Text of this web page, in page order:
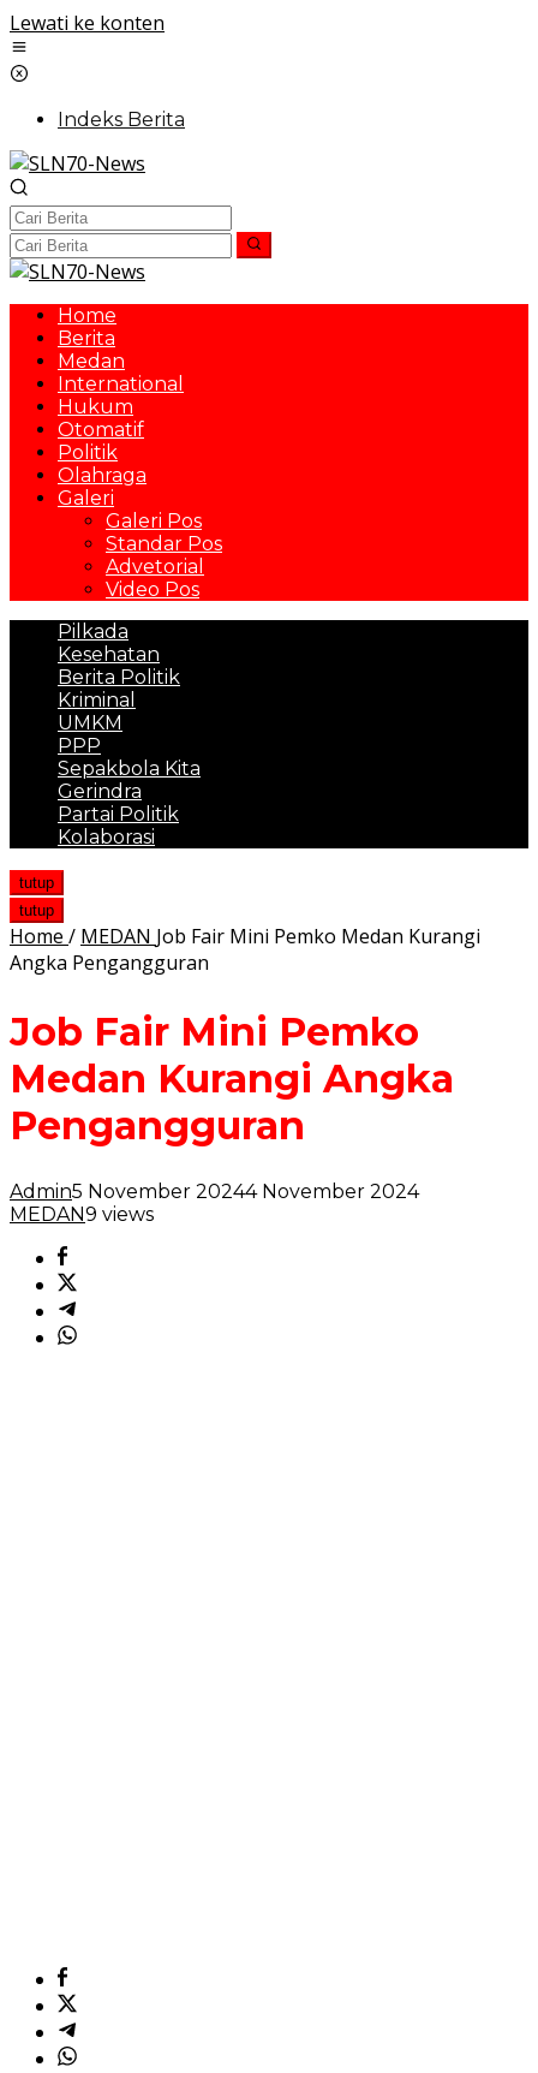
Lewati ke konten
Indeks Berita
Home
Berita
Medan
International
Hukum
Otomatif
Politik
Olahraga
Galeri
Galeri Pos
Standar Pos
Advetorial
Video Pos
Pilkada
Kesehatan
Berita Politik
Kriminal
UMKM
PPP
Sepakbola Kita
Gerindra
Partai Politik
Kolaborasi
tutup
tutup
Home / MEDAN Job Fair Mini Pemko Medan Kurangi
Angka Pengangguran
Job Fair Mini Pemko
Medan Kurangi Angka
Pengangguran
Admin5 November 20244 November 2024
MEDAN9 views